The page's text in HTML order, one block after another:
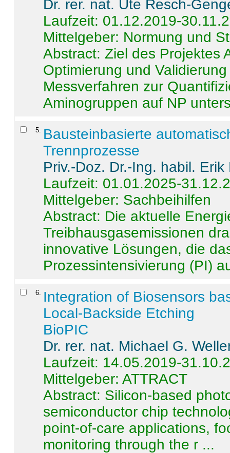
Dr. rer. nat. Ute Resch-
Laufzeit: 01.12.2019-
Mittelgeber: Normung und
Abstract:Ziel des Projektes
Optimierung und
Messverfahren zur
Aminogruppen auf NP
5
Bausteinbasierte
Trennprozesse
Priv.-Doz. Dr.-Ing. habil. Erik
Laufzeit: 01.01.2025-
Mittelgeber: Sachbeihilfen
Abstract: Die aktuelle
Treibhausgasemissionen
innovative Lösungen, die
Prozessintensivierung (PI)
6
Integration of Biosensors
Local-Backside Etching
BioPIC
Dr. rer. nat. Michael G.
Laufzeit: 14.05.2019-
Mittelgeber: ATTRACT
Abstract: Silicon-based
semiconductor chip
point-of-care applications,
monitoring through the r ...